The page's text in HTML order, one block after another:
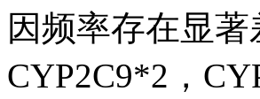
因频率存在显
CYP2C9*2，